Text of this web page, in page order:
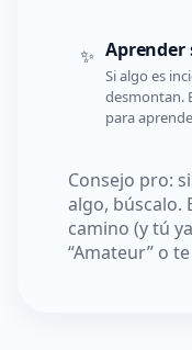
✨ Aprender
Si algo es
desmontan.
para
Consejo pro:
algo, búscalo.
camino (y tú
“Amateur” o